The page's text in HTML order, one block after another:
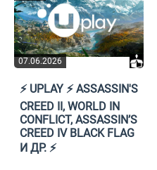
07.06.2026
⚡️ UPLAY ⚡️ ASSASSIN'S
CREED II, WORLD IN
CONFLICT, ASSASSIN’S
CREED IV BLACK FLAG
И ДР. ⚡️